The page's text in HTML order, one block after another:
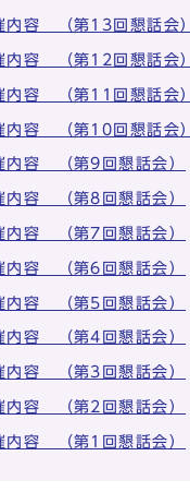
内容 （第13回懇話会）
内容 （第12回懇話会）
内容 （第11回懇話会）
内容 （第10回懇話会）
内容 （第9回懇話会）
内容 （第8回懇話会）
内容 （第7回懇話会）
内容 （第6回懇話会）
内容 （第5回懇話会）
内容 （第4回懇話会）
内容 （第3回懇話会）
内容 （第2回懇話会）
内容 （第1回懇話会）